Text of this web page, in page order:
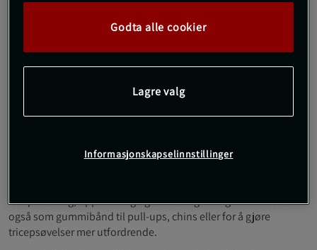
bånd til styrketrening som gir deg progressiv motstand
gjennom hele bevegelsen. Treningsstrikken passer for både
nybegynnere og erfarne utøvere, og kan brukes til alt fra
styrkeøvelser. Med flere ulike motstandsnivåer er det altså
mange muligheter.
deg mulighet til å trene hele kroppen, enten du ønsker
rumpetrening, oppvarming og stretching. Mange bruker det
også som gummibånd til pull-ups, chins eller for å gjøre
tricepsøvelser mer utfordrende.
Godta alle cookier
Lagre valg
Informasjonskapselinnstillinger